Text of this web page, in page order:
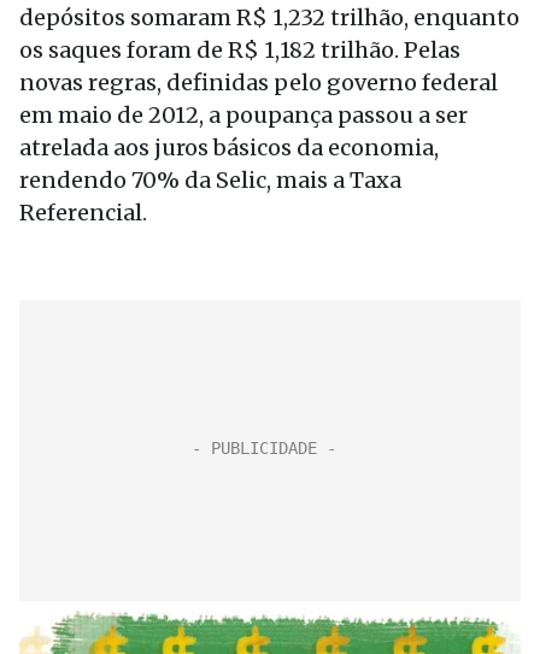
depósitos somaram R$ 1,232 trilhão, enquanto
os saques foram de R$ 1,182 trilhão. Pelas
novas regras, definidas pelo governo federal
em maio de 2012, a poupança passou a ser
atrelada aos juros básicos da economia,
rendendo 70% da Selic, mais a Taxa
Referencial.